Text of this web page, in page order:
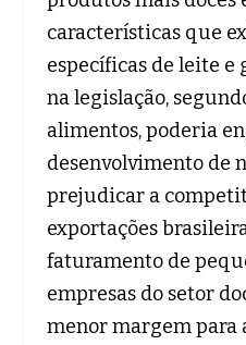
características que
específicas de leite e
na legislação,
alimentos, poderia
desenvolvimento de
prejudicar a
exportações
faturamento de
empresas do setor
menor margem para